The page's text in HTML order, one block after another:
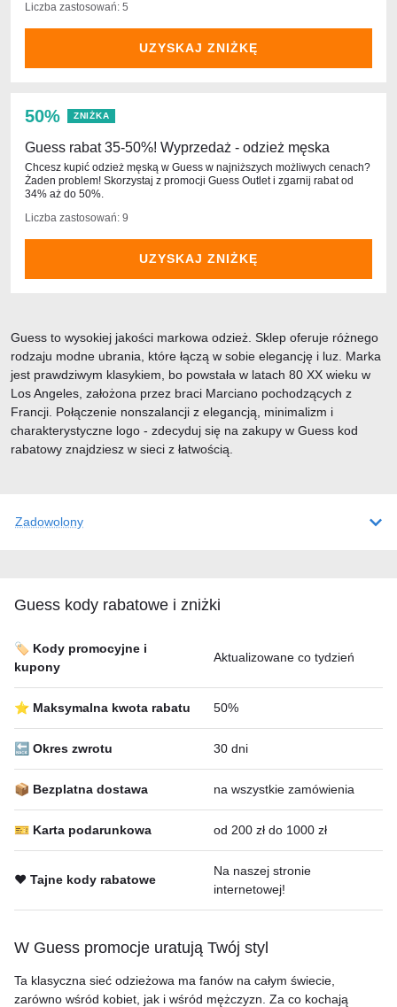
Liczba zastosowań: 5
UZYSKAJ ZNIŻKĘ
50% ZNIŻKA
Guess rabat 35-50%! Wyprzedaż - odzież męska
Chcesz kupić odzież męską w Guess w najniższych możliwych cenach?
Żaden problem! Skorzystaj z promocji Guess Outlet i zgarnij rabat od
34% aż do 50%.
Liczba zastosowań: 9
UZYSKAJ ZNIŻKĘ
Zadowolony
Guess kody rabatowe i zniżki
🏷️ Kody promocyjne i
kupony
Aktualizowane co tydzień
⭐ Maksymalna kwota rabatu 50%
🔙 Okres zwrotu 30 dni
📦 Bezplatna dostawa na wszystkie zamówienia
🎫 Karta podarunkowa od 200 zł do 1000 zł
❤️ Tajne kody rabatowe
Na naszej stronie
internetowej!
W Guess promocje uratują Twój styl
Ta klasyczna sieć odzieżowa ma fanów na całym świecie,
zarówno wśród kobiet, jak i wśród mężczyzn. Za co kochają
Guess to wysokiej jakości markowa odzież. Sklep oferuje różnego
rodzaju modne ubrania, które łączą w sobie elegancję i luz. Marka
jest prawdziwym klasykiem, bo powstała w latach 80 XX wieku w
Los Angeles, założona przez braci Marciano pochodzących z
Francji. Połączenie nonszalancji z elegancją, minimalizm i
charakterystyczne logo - zdecyduj się na zakupy w Guess kod
rabatowy znajdziesz w sieci z łatwością.